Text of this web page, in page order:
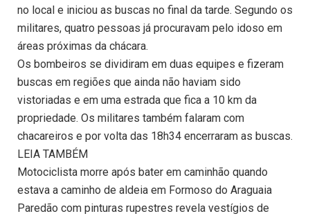
no local e iniciou as buscas no final da tarde. Segundo os
militares, quatro pessoas já procuravam pelo idoso em
áreas próximas da chácara.
Os bombeiros se dividiram em duas equipes e fizeram
buscas em regiões que ainda não haviam sido
vistoriadas e em uma estrada que fica a 10 km da
propriedade. Os militares também falaram com
chacareiros e por volta das 18h34 encerraram as buscas.
LEIA TAMBÉM
Motociclista morre após bater em caminhão quando
estava a caminho de aldeia em Formoso do Araguaia
Paredão com pinturas rupestres revela vestígios de